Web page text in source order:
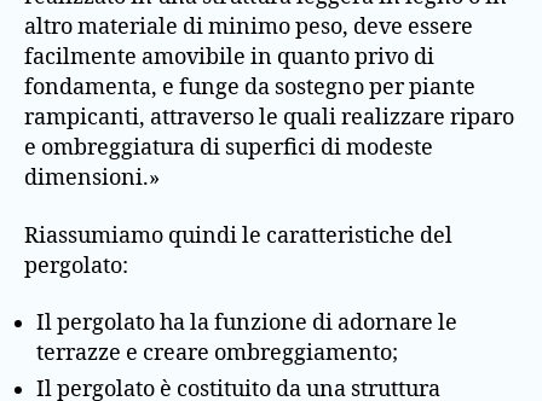
altro materiale di minimo peso, deve essere
facilmente amovibile in quanto privo di
fondamenta, e funge da sostegno per piante
rampicanti, attraverso le quali realizzare riparo
e ombreggiatura di superfici di modeste
dimensioni.»
Riassumiamo quindi le caratteristiche del
pergolato:
Il pergolato ha la funzione di adornare le
terrazze e creare ombreggiamento;
Il pergolato è costituito da una struttura